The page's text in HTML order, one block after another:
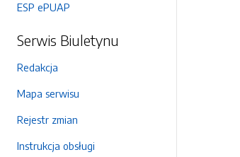
ESP ePUAP
Serwis Biuletynu
Redakcja
Mapa serwisu
Rejestr zmian
Instrukcja obsługi